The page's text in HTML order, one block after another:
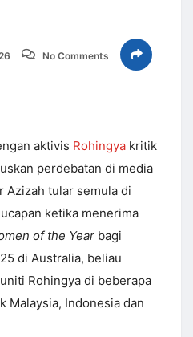
No Comments
aktivis Rohingya kritik
perdebatan di media
Azizah tular semula di
ketika menerima
of the Year bagi
di Australia, beliau
Rohingya di beberapa
Malaysia, Indonesia dan